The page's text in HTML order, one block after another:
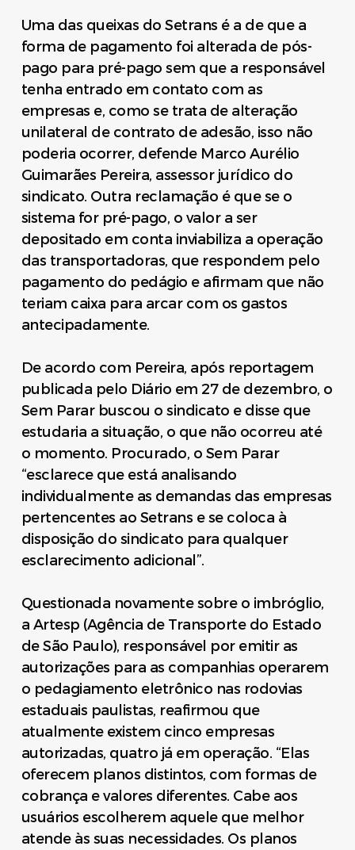
Uma das queixas do Setrans é a de que a
forma de pagamento foi alterada de pós-
pago para pré-pago sem que a responsável
tenha entrado em contato com as
empresas e, como se trata de alteração
unilateral de contrato de adesão, isso não
poderia ocorrer, defende Marco Aurélio
Guimarães Pereira, assessor jurídico do
sindicato. Outra reclamação é que se o
sistema for pré-pago, o valor a ser
depositado em conta inviabiliza a operação
das transportadoras, que respondem pelo
pagamento do pedágio e afirmam que não
teriam caixa para arcar com os gastos
antecipadamente.
De acordo com Pereira, após reportagem
publicada pelo Diário em 27 de dezembro, o
Sem Parar buscou o sindicato e disse que
estudaria a situação, o que não ocorreu até
o momento. Procurado, o Sem Parar
“esclarece que está analisando
individualmente as demandas das empresas
pertencentes ao Setrans e se coloca à
disposição do sindicato para qualquer
esclarecimento adicional”.
Questionada novamente sobre o imbróglio,
a Artesp (Agência de Transporte do Estado
de São Paulo), responsável por emitir as
autorizações para as companhias operarem
o pedagiamento eletrônico nas rodovias
estaduais paulistas, reafirmou que
atualmente existem cinco empresas
autorizadas, quatro já em operação. “Elas
oferecem planos distintos, com formas de
cobrança e valores diferentes. Cabe aos
usuários escolherem aquele que melhor
atende às suas necessidades. Os planos